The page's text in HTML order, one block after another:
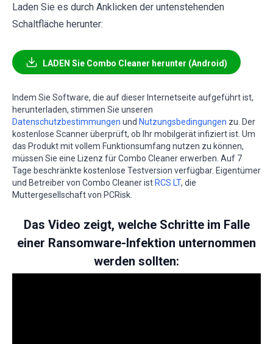
Laden Sie es durch Anklicken der untenstehenden
Schaltfläche herunter:
LADEN Sie Combo Cleaner herunter (Android)
Indem Sie Software, die auf dieser Internetseite aufgeführt ist,
herunterladen, stimmen Sie unseren
Datenschutzbestimmungen und Nutzungsbedingungen zu. Der
kostenlose Scanner überprüft, ob Ihr mobilgerät infiziert ist. Um
das Produkt mit vollem Funktionsumfang nutzen zu können,
müssen Sie eine Lizenz für Combo Cleaner erwerben. Auf 7
Tage beschränkte kostenlose Testversion verfügbar. Eigentümer
und Betreiber von Combo Cleaner ist RCS LT, die
Muttergesellschaft von PCRisk.
Das Video zeigt, welche Schritte im Falle
einer Ransomware-Infektion unternommen
werden sollten: